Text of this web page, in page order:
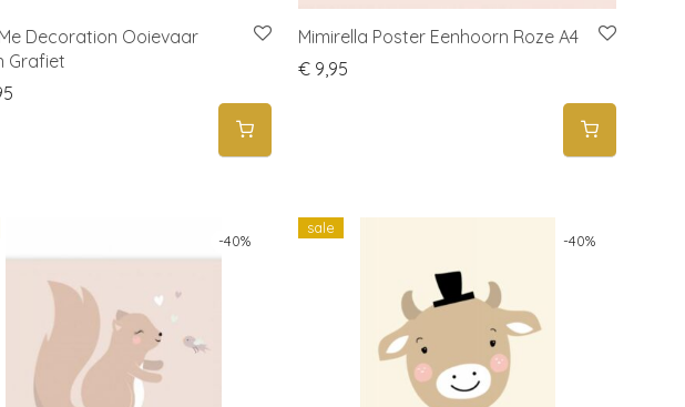
Decoration Ooievaar
Grafiet
Mimirella Poster Eenhoorn Roze A4
€ 9,95
-40% -40%
sale